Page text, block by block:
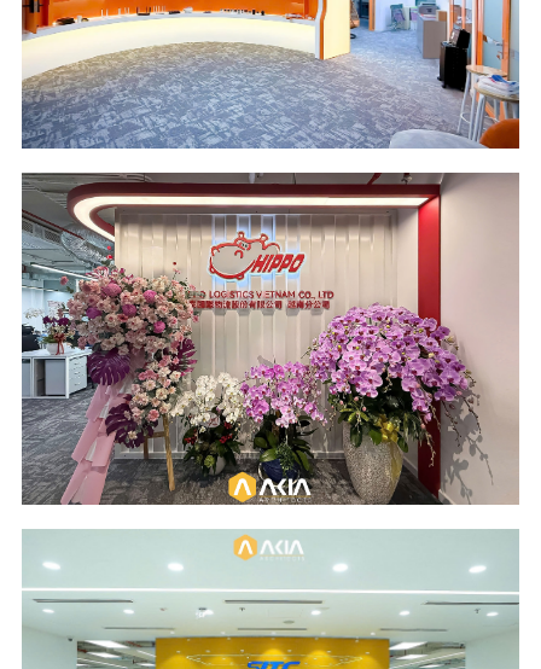
OPAL Tower - HCM
Security Camera
Industry
Scope of Work
Design and Build
114 m2 - 2026
Location
Wings Tower - HCM
City
Industry
Logistics
Scope of Work
Design and Build
Area & Year
817 m2 - 2025